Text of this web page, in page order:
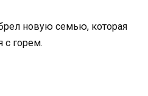
новую семью, которая
с горем.